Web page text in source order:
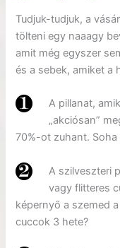
Tudjuk-tudjuk, a
tölteni egy naaagy
amit még egyszer
és a sebek, amiket a
A pillanat,
„akciósan”
70%-ot zuhant.
A szilveszteri
vagy flitteres
képernyő a szemed
cuccok 3 hete?